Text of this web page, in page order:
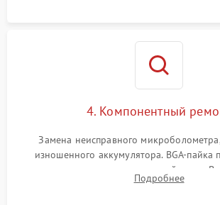
4. Компонентный
Замена неисправного
изношенного аккумулятора. BGA-пайка
контроллеров на материнской плате.
разъемов и кнопок, замена
Подробнее